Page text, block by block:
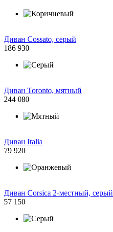
Диван Cossato, серый
186 930
Диван Toronto, мятный
244 080
Диван Italia
79 920
Диван Corsica 2-местный, серый
57 150